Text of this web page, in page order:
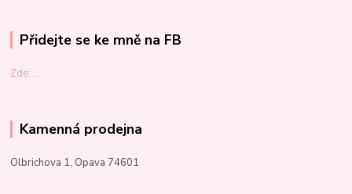
Přidejte se ke mně na FB
Zde: ...
Kamenná prodejna
Olbrichova 1, Opava 74601